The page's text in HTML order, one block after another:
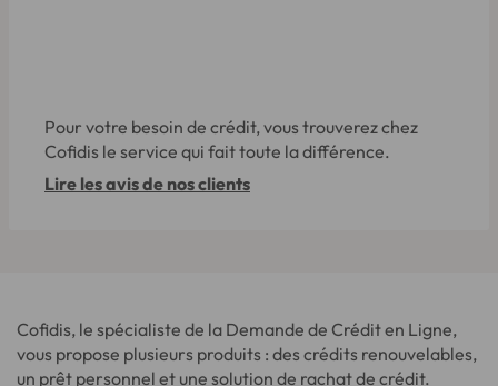
Pour votre besoin de crédit, vous trouverez chez
Cofidis le service qui fait toute la différence.
Lire les avis de nos clients
Cofidis, le spécialiste de la Demande de Crédit en Ligne,
vous propose plusieurs produits : des crédits renouvelables,
un prêt personnel et une solution de rachat de crédit.